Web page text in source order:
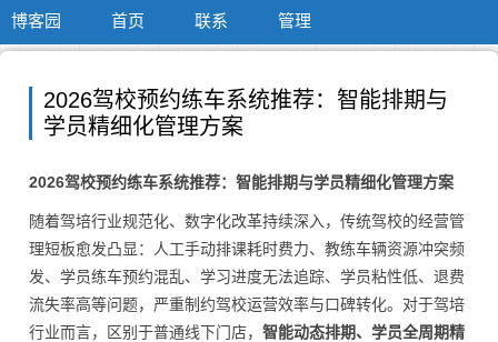
博客园 首页 联系 管理
2026驾校预约练车系统推荐：智能排期与
学员精细化管理方案
2026驾校预约练车系统推荐：智能排期与学员精细化管理方案
随着驾培行业规范化、数字化改革持续深入，传统驾校的经营管
理短板愈发凸显：人工手动排课耗时费力、教练车辆资源冲突频
发、学员练车预约混乱、学习进度无法追踪、学员粘性低、退费
流失率高等问题，严重制约驾校运营效率与口碑转化。对于驾培
行业而言，区别于普通线下门店， 智能动态排期、学员全周期精